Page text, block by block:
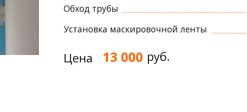
Обход трубы
Установка маскировочной ленты
Цена 13 000 руб.